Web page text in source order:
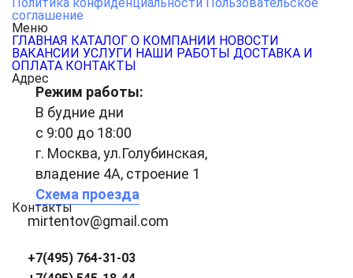
соглашение
Меню
ГЛАВНАЯ КАТАЛОГ О КОМПАНИИ НОВОСТИ
ВАКАНСИИ УСЛУГИ НАШИ РАБОТЫ ДОСТАВКА И
ОПЛАТА КОНТАКТЫ
Адрес
Режим работы:
В будние дни
с 9:00 до 18:00
г. Москва, ул.Голубинская,
владение 4А, строение 1
Схема проезда
Контакты
mirtentov@gmail.com
+7(495) 764-31-03